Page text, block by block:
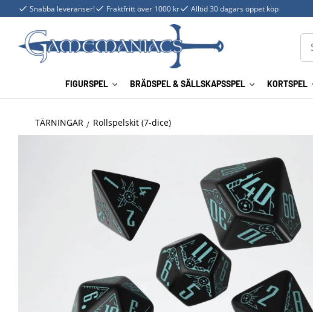
Snabba leveranser! Fraktfritt över 1000 kr Alltid 30 dagars öppet köp
FIGURSPEL BRÄDSPEL & SÄLLSKAPSSPEL KORTSPEL
TÄRNINGAR Rollspelskit (7-dice)